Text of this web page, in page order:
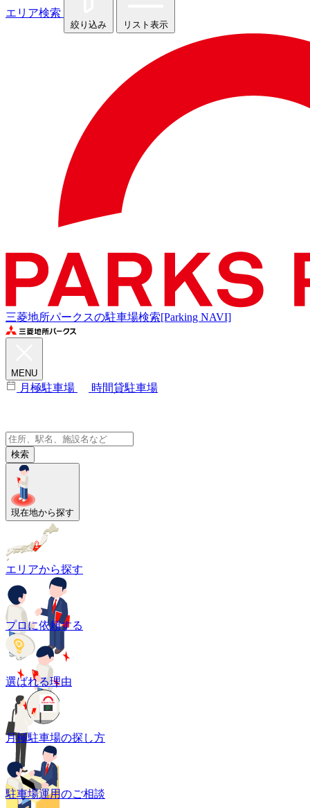
エリア検索
絞り込み リスト表示
三菱地所パークスの駐車場検索[Parking NAVI]
MENU
月極駐車場 時間貸駐車場
検索
現在地から探す
エリアから探す
プロに依頼する
選ばれる理由
月極駐車場の探し方
駐車場運用のご相談